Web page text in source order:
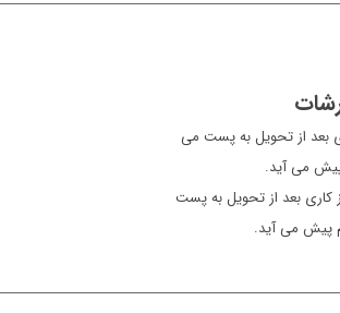
سفارشات یک الی 2 روز کاری بعد از تحویل به پست می
پیش می آید.
شهرها، معمولاً سفارشات 3 الی 5 روز کاری بعد از تحویل به پست
پیش می آید.